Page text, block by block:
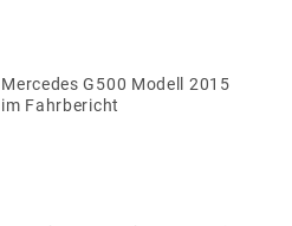
Mercedes G500 Modell 2015
im Fahrbericht